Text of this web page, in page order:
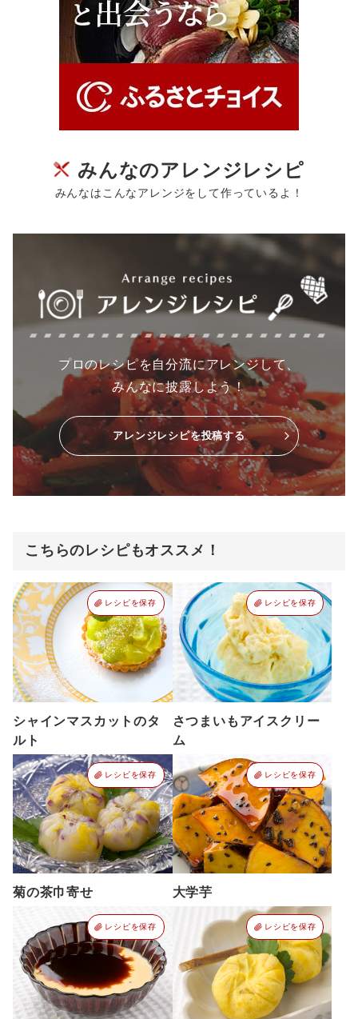
みんなのアレンジレシピ
みんなはこんなアレンジをして作っているよ！
プロのレシピを自分流にアレンジして、
みんなに披露しよう！
アレンジレシピを投稿する
こちらのレシピもオススメ！
レシピを保存
シャインマスカットのタ
ルト
レシピを保存
さつまいもアイスクリー
ム
レシピを保存
菊の茶巾寄せ
レシピを保存
大学芋
レシピを保存 レシピを保存